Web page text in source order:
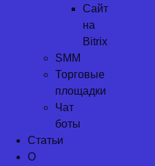
Сайт
на
Bitrix
SMM
Торговые
площадки
Чат
боты
Статьи
О